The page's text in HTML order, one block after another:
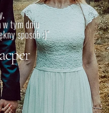
w tym dniu
sposób :)"